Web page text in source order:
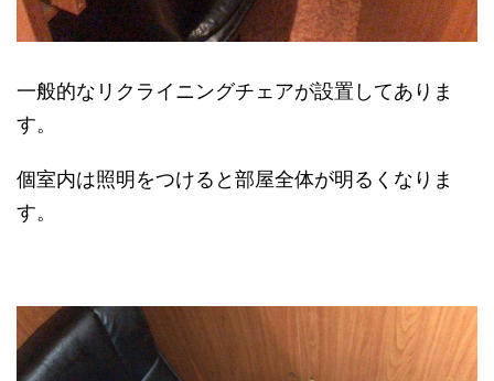
一般的なリクライニングチェアが設置してありま
す。
個室内は照明をつけると部屋全体が明るくなりま
す。